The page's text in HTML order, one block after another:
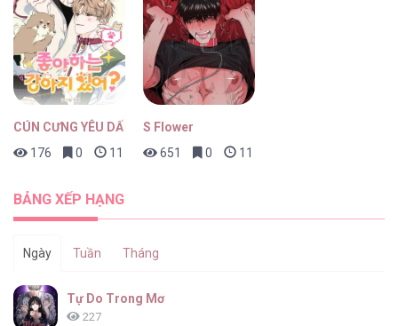
Nghịch Lý Câu Fan [...] – Chap 19.2
Nghịch Lý Câu Fan [...] – Chap 18
CÚN CƯNG YÊU DẤU
176
0 11 giờ trước
S Flower
651
0 11 giờ trước
BẢNG XẾP HẠNG
Ngày Tuần Tháng
Tự Do Trong Mơ
227